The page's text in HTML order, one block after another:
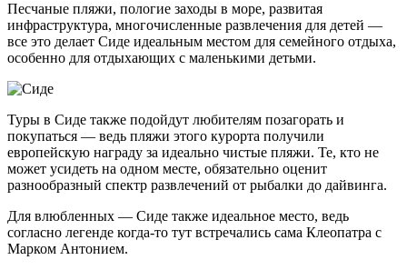
Песчаные пляжи, пологие заходы в море, развитая
инфраструктура, многочисленные развлечения для детей —
все это делает Сиде идеальным местом для семейного отдыха,
особенно для отдыхающих с маленькими детьми.
Туры в Сиде также подойдут любителям позагорать и
покупаться — ведь пляжи этого курорта получили
европейскую награду за идеально чистые пляжи. Те, кто не
может усидеть на одном месте, обязательно оценит
разнообразный спектр развлечений от рыбалки до дайвинга.
Для влюбленных — Сиде также идеальное место, ведь
согласно легенде когда-то тут встречались сама Клеопатра с
Марком Антонием.